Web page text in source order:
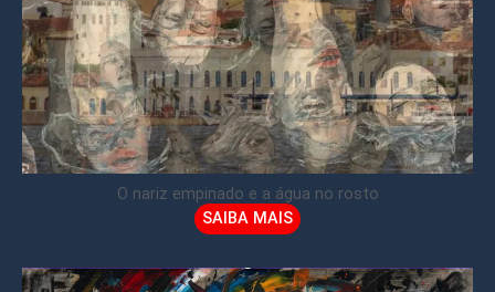
O nariz empinado e a água no rosto
SAIBA MAIS